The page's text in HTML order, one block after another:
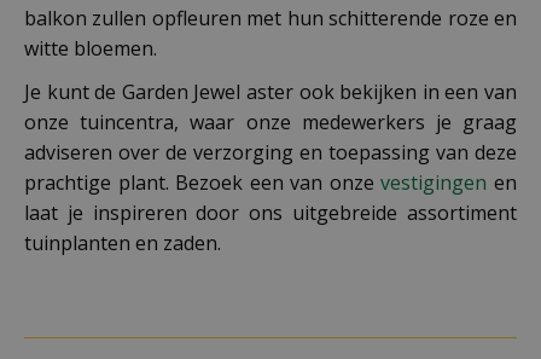
balkon zullen opfleuren met hun schitterende roze en
witte bloemen.
Je kunt de Garden Jewel aster ook bekijken in een van
onze tuincentra, waar onze medewerkers je graag
adviseren over de verzorging en toepassing van deze
prachtige plant. Bezoek een van onzevestigingen en
laat je inspireren door ons uitgebreide assortiment
tuinplanten en zaden.